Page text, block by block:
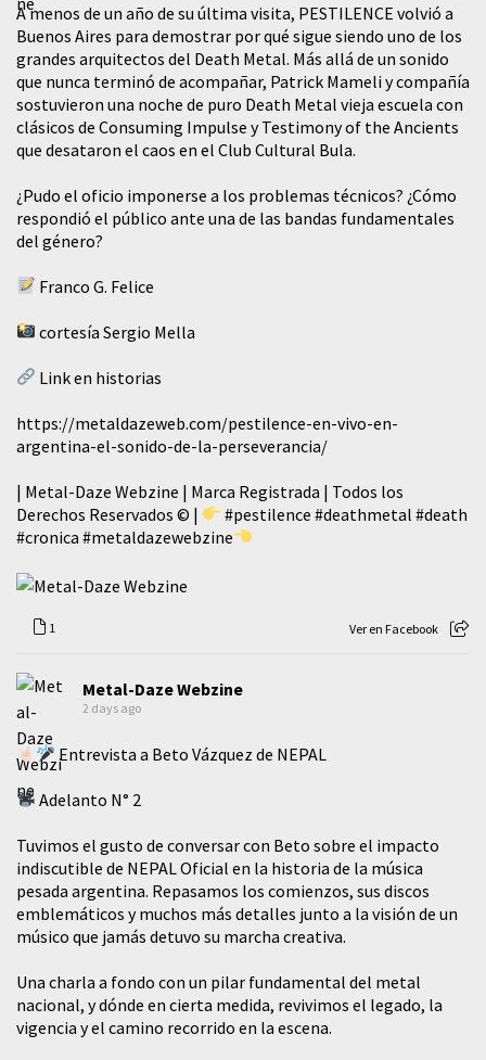
A menos de un año de su última visita, PESTILENCE volvió a
Buenos Aires para demostrar por qué sigue siendo uno de los
grandes arquitectos del Death Metal. Más allá de un sonido
que nunca terminó de acompañar, Patrick Mameli y compañía
sostuvieron una noche de puro Death Metal vieja escuela con
clásicos de Consuming Impulse y Testimony of the Ancients
que desataron el caos en el Club Cultural Bula.
¿Pudo el oficio imponerse a los problemas técnicos? ¿Cómo
respondió el público ante una de las bandas fundamentales
del género?
Franco G. Felice
cortesía Sergio Mella
Link en historias
https://metaldazeweb.com/pestilence-en-vivo-en-
argentina-el-sonido-de-la-perseverancia/
| Metal-Daze Webzine | Marca Registrada | Todos los
Derechos Reservados © |
#pestilence #deathmetal #death
#cronica #metaldazewebzine
1 Ver en Facebook
Metal-Daze Webzine
2 days ago
Entrevista a Beto Vázquez de NEPAL
Adelanto N° 2
Tuvimos el gusto de conversar con Beto sobre el impacto
indiscutible de NEPAL Oficial en la historia de la música
pesada argentina. Repasamos los comienzos, sus discos
emblemáticos y muchos más detalles junto a la visión de un
músico que jamás detuvo su marcha creativa.
​Una charla a fondo con un pilar fundamental del metal
nacional, y dónde en cierta medida, revivimos el legado, la
vigencia y el camino recorrido en la escena.